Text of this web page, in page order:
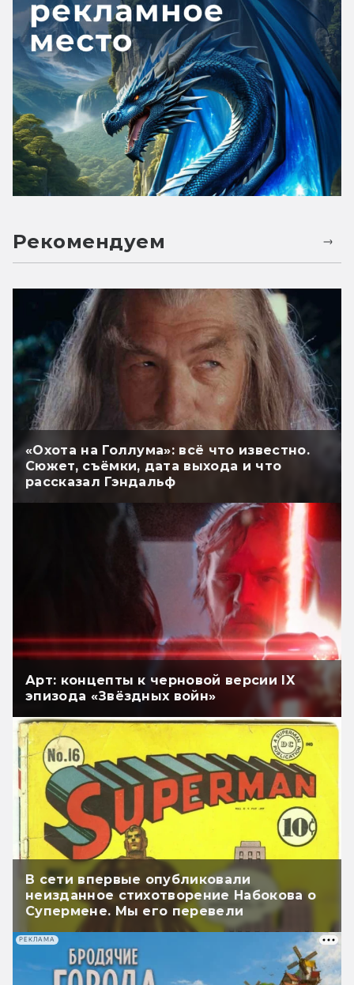
Рекомендуем
«Охота на Голлума»: всё что известно.
Сюжет, съёмки, дата выхода и что
рассказал Гэндальф
Арт: концепты к черновой версии IX
эпизода «Звёздных войн»
В сети впервые опубликовали
неизданное стихотворение Набокова о
Супермене. Мы его перевели
РЕКЛАМА